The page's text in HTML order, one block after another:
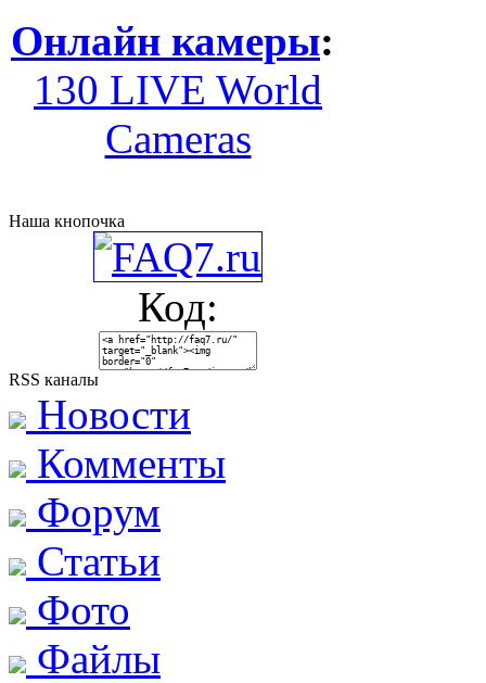
Онлайн камеры:
130 LIVE World
Cameras
Наша кнопочка
Код:
RSS каналы
Новости
Комменты
Форум
Статьи
Фото
Файлы